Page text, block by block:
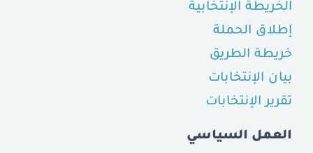
الخريطة الإنتخابية
إطلاق الحملة
خريطة الطريق
بيان الإنتخابات
تقرير الإنتخابات
العمل السياسي